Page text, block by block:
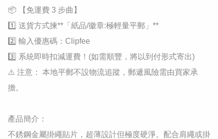
​📦 【免運費 3 步曲】
1️⃣ 送貨方式揀**「紙品/徽章:極輕量平郵」**
2️⃣ 輸入優惠碼：Clipfee
3️⃣ 系統即時扣減運費！(如需順豐，將以到付形式寄出)
​⚠️ 注意： 本地平郵不設物流追蹤，郵遞風險需由買家承
擔。
產品簡介：
不銹鋼金屬掛繩貼片，超薄設計但極度硬淨。配合肩繩或掛